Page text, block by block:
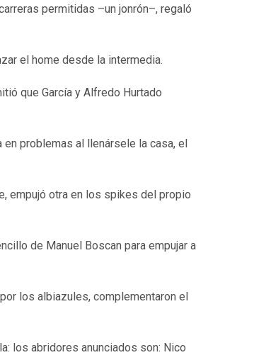
permitidas –un jonrón–, regaló
el home desde la intermedia.
que García y Alfredo Hurtado
problemas al llenársele la casa, el
empujó otra en los spikes del propio
de Manuel Boscan para empujar a
los albiazules, complementaron el
los abridores anunciados son: Nico